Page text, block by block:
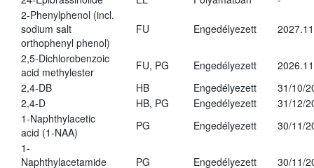
2-Phenylphenol (incl.
sodium salt
orthophenyl phenol)
FU Engedélyezett
2,5-Dichlorobenzoic
acid methylester
FU, PG Engedélyezett
2,4-DB
HB Engedélyezett
31/10/
2,4-D
HB, PG Engedélyezett
31/12/
1-Naphthylacetic
acid (1-NAA)
PG Engedélyezett
30/11/
1-
Naphthylacetamide
PG Engedélyezett 30/11/